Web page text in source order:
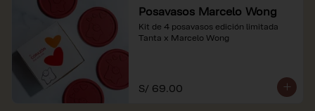
Posavasos Marcelo Wong
Kit de 4 posavasos edición limitada
Tanta x Marcelo Wong
S/ 69.00